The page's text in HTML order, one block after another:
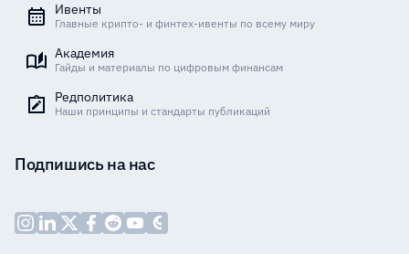
Ивенты
Главные крипто- и финтех-ивенты по всему миру
Академия
Гайды и материалы по цифровым финансам
Редполитика
Наши принципы и стандарты публикаций
Подпишись на нас